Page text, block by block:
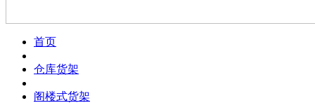
首页
仓库货架
阁楼式货架